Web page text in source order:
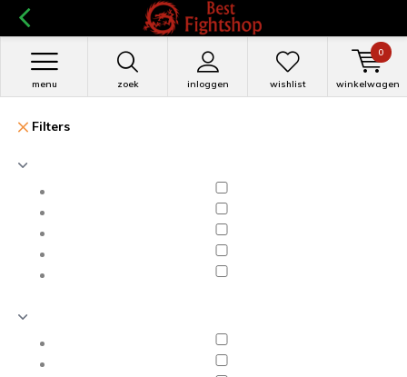
zoek inloggen
menu wishlist winkelwagen
0
Filters